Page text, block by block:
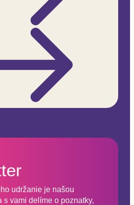
udržanie je našou
s vami delíme o poznatky,